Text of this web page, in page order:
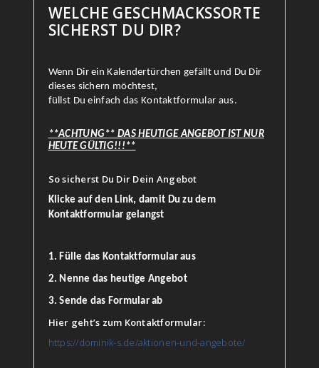
WELCHE GESCHMACKSSORTE
SICHERST DU DIR?
Wenn Dir ein Kalendertürchen gefällt und Du Dir
dieses sichern möchtest,
füllst Du einfach das Kontaktformular aus.
**ACHTUNG** DAS HEUTIGE ANGEBOT IST NUR
HEUTE GÜLTIG!!!**
So sicherst Du Dir Dein Angebot
Klicke auf den Link, damit Du zu dem
Kontaktformular gelangst
1. Fülle das Kontaktformular aus
2. Nenne das heutige Angebot
3. Sende das Formular ab
Hier geht’s zum Kontaktformular:
https://dominik-s.de/aktionen-und-angebote/